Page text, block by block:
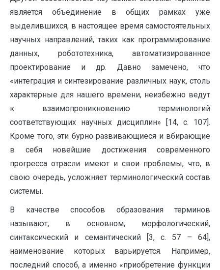
является объединение в общих рамках уже
выделившихся, в настоящее время самостоятельных
научных направлений, таких как программирование
данных, робототехника, автоматизированное
проектирование и др. Давно замечено, что
«интеграция и синтезирование различных наук, столь
характерные для нашего времени, неизбежно ведут
к взаимопроникновению терминологий
соответствующих научных дисциплин» [14, с. 107].
Кроме того, эти бурно развивающиеся и вбирающие
в себя новейшие достижения современного
прогресса отрасли имеют и свои проблемы, что, в
свою очередь, усложняет терминологический состав
системы.
В качестве способов образования терминов
называют, в основном, морфологический,
синтаксический и семантический [3, с. 57 – 64],
наименование которых варьируется. Например,
последний способ, а именно «приобретение функции